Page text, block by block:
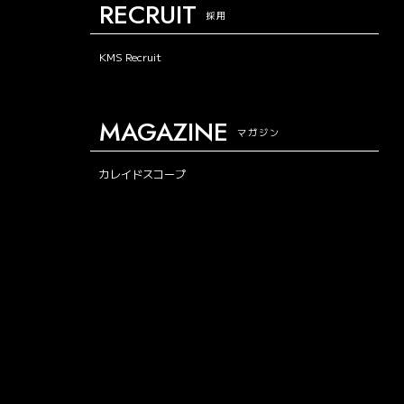
RECRUIT 採用
KMS Recruit
MAGAZINE マガジン
カレイドスコープ